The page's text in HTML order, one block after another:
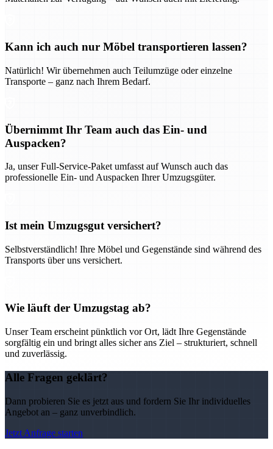
Kann ich auch nur Möbel transportieren lassen?
Natürlich! Wir übernehmen auch Teilumzüge oder einzelne
Transporte – ganz nach Ihrem Bedarf.
Übernimmt Ihr Team auch das Ein- und
Auspacken?
Ja, unser Full-Service-Paket umfasst auf Wunsch auch das
professionelle Ein- und Auspacken Ihrer Umzugsgüter.
Ist mein Umzugsgut versichert?
Selbstverständlich! Ihre Möbel und Gegenstände sind während des
Transports über uns versichert.
Wie läuft der Umzugstag ab?
Unser Team erscheint pünktlich vor Ort, lädt Ihre Gegenstände
sorgfältig ein und bringt alles sicher ans Ziel – strukturiert, schnell
und zuverlässig.
Alle Fragen geklärt?
Dann probieren Sie es jetzt aus und fordern Sie Ihr individuelles
Angebot an – ganz unverbindlich.
Jetzt Anfrage starten